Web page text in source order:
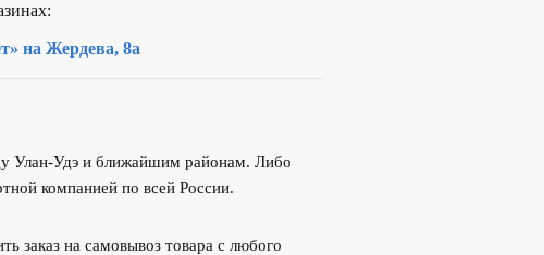
на Жердева, 8а
Улан-Удэ и ближайшим районам. Либо
компанией по всей России.
заказ на самовывоз товара с любого